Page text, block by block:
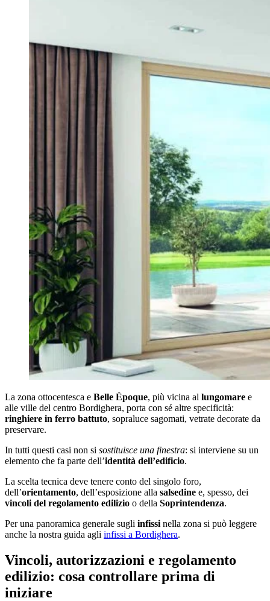
La zona ottocentesca e Belle Époque, più vicina al lungomare e
alle ville del centro Bordighera, porta con sé altre specificità:
ringhiere in ferro battuto, sopraluce sagomati, vetrate decorate da
preservare.
In tutti questi casi non si sostituisce una finestra: si interviene su un
elemento che fa parte dell’identità dell’edificio.
La scelta tecnica deve tenere conto del singolo foro,
dell’orientamento, dell’esposizione alla salsedine e, spesso, dei
vincoli del regolamento edilizio o della Soprintendenza.
Per una panoramica generale sugli infissi nella zona si può leggere
anche la nostra guida agli infissi a Bordighera.
Vincoli, autorizzazioni e regolamento
edilizio: cosa controllare prima di
iniziare